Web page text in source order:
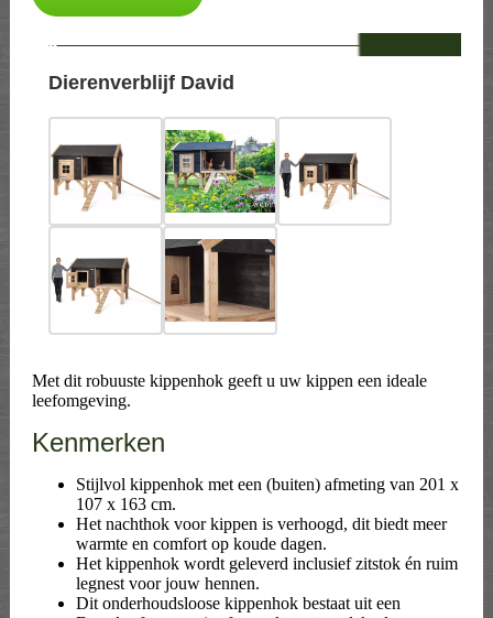
--
Dierenverblijf David
Met dit robuuste kippenhok geeft u uw kippen een ideale
leefomgeving.
Kenmerken
Stijlvol kippenhok met een (buiten) afmeting van 201 x
107 x 163 cm.
Het nachthok voor kippen is verhoogd, dit biedt meer
warmte en comfort op koude dagen.
Het kippenhok wordt geleverd inclusief zitstok én ruim
legnest voor jouw hennen.
Dit onderhoudsloose kippenhok bestaat uit een